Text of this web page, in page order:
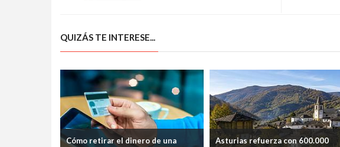
QUIZÁS TE INTERESE...
Cómo retirar el dinero de una
Asturias refuerza con 600.000